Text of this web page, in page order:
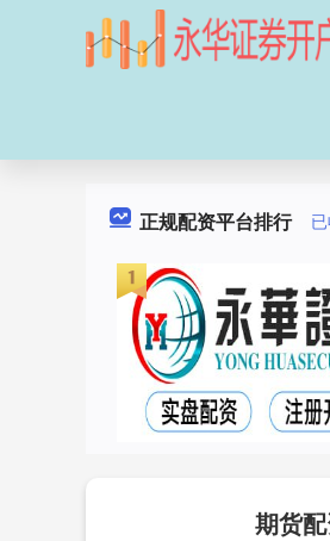
正规配资平台排行
期货